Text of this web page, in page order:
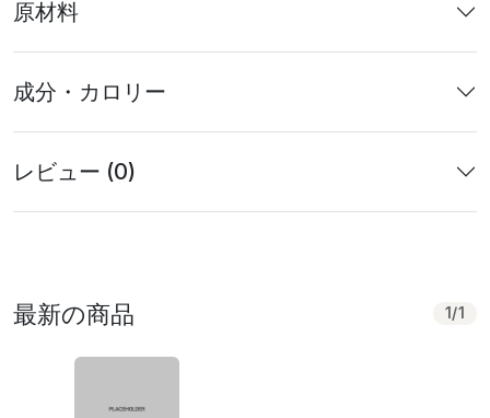
原材料
成分・カロリー
レビュー (0)
最新の商品 1 /1